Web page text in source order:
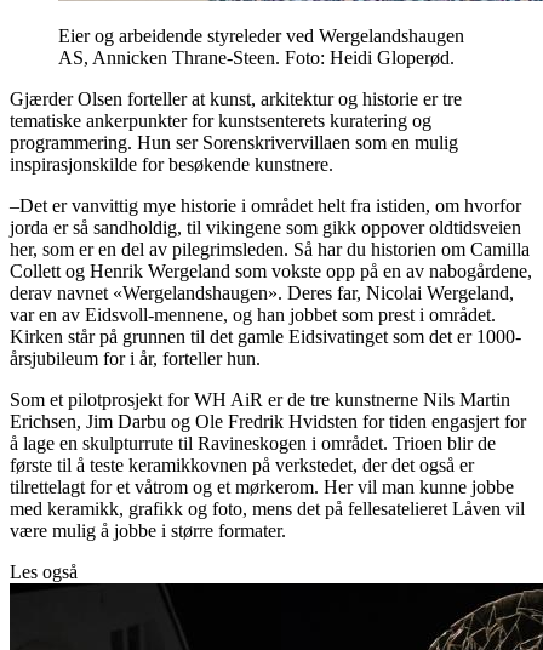
Eier og arbeidende styreleder ved Wergelandshaugen
AS, Annicken Thrane-Steen. Foto: Heidi Gloperød.
Gjærder Olsen forteller at kunst, arkitektur og historie er tre
tematiske ankerpunkter for kunstsenterets kuratering og
programmering. Hun ser Sorenskrivervillaen som en mulig
inspirasjonskilde for besøkende kunstnere.
–Det er vanvittig mye historie i området helt fra istiden, om hvorfor
jorda er så sandholdig, til vikingene som gikk oppover oldtidsveien
her, som er en del av pilegrimsleden. Så har du historien om Camilla
Collett og Henrik Wergeland som vokste opp på en av nabogårdene,
derav navnet «Wergelandshaugen». Deres far, Nicolai Wergeland,
var en av Eidsvoll-mennene, og han jobbet som prest i området.
Kirken står på grunnen til det gamle Eidsivatinget som det er 1000-
årsjubileum for i år, forteller hun.
Som et pilotprosjekt for WH AiR er de tre kunstnerne Nils Martin
Erichsen, Jim Darbu og Ole Fredrik Hvidsten for tiden engasjert for
å lage en skulpturrute til Ravineskogen i området. Trioen blir de
første til å teste keramikkovnen på verkstedet, der det også er
tilrettelagt for et våtrom og et mørkerom. Her vil man kunne jobbe
med keramikk, grafikk og foto, mens det på fellesatelieret Låven vil
være mulig å jobbe i større formater.
Les også